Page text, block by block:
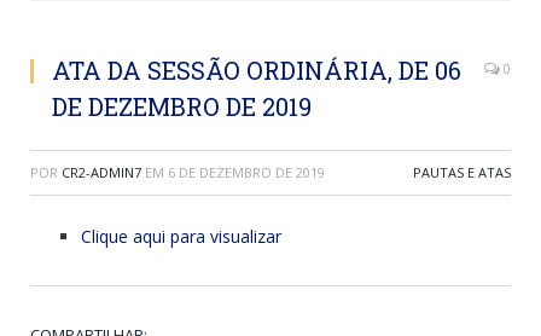
ATA DA SESSÃO ORDINÁRIA, DE 06
DE DEZEMBRO DE 2019
0
POR CR2-ADMIN7 EM 6 DE DEZEMBRO DE 2019 PAUTAS E ATAS
Clique aqui para visualizar